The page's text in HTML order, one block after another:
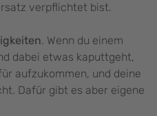
verpflichtet bist.
. Wenn du einem
dabei etwas kaputtgeht,
aufzukommen, und deine
Dafür gibt es aber eigene